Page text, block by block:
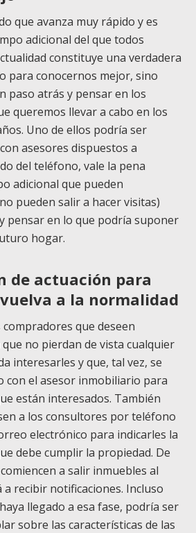
que avanza muy rápido y es
adicional del que todos
constituye una verdadera
para conocernos mejor, sino
paso atrás y pensar en los
queremos llevar a cabo en los
Uno de ellos podría ser
asesores dispuestos a
del teléfono, vale la pena
adicional que pueden
pueden salir a hacer visitas)
pensar en lo que podría suponer
hogar.
de actuación para
a la normalidad
que deseen
no pierdan de vista cualquier
interesarles y que, tal vez, se
con el asesor inmobiliario para
están interesados. También
a los consultores por teléfono
electrónico para indicarles la
debe cumplir la propiedad. De
a salir inmuebles al
a recibir notificaciones. Incluso
llegado a esa fase, podría ser
sobre las características de las